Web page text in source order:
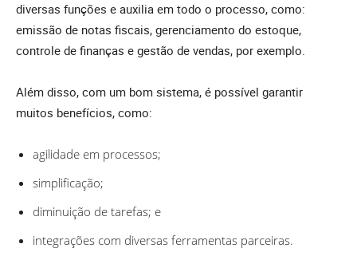
diversas funções e auxilia em todo o processo, como:
emissão de notas fiscais, gerenciamento do estoque,
controle de finanças e gestão de vendas, por exemplo.
Além disso, com um bom sistema, é possível garantir
muitos benefícios, como:
agilidade em processos;
simplificação;
diminuição de tarefas; e
integrações com diversas ferramentas parceiras.